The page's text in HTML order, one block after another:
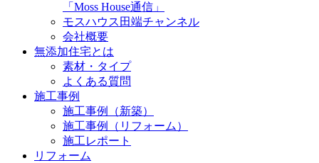
「Moss House通信」
モスハウス田端チャンネル
会社概要
無添加住宅とは
素材・タイプ
よくある質問
施工事例
施工事例（新築）
施工事例（リフォーム）
施工レポート
リフォーム